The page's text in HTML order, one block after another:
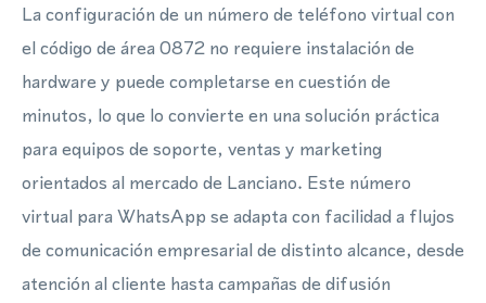
La configuración de un número de teléfono virtual con
el código de área 0872 no requiere instalación de
hardware y puede completarse en cuestión de
minutos, lo que lo convierte en una solución práctica
para equipos de soporte, ventas y marketing
orientados al mercado de Lanciano. Este número
virtual para WhatsApp se adapta con facilidad a flujos
de comunicación empresarial de distinto alcance, desde
atención al cliente hasta campañas de difusión